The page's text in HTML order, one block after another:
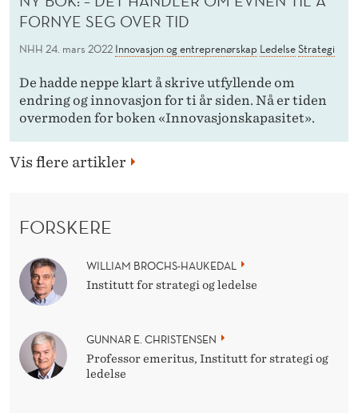
FORNYE SEG OVER TID
NHH 24. mars 2022 Innovasjon og entreprenørskap LedelseStrategi
De hadde neppe klart å skrive utfyllende om
endring og innovasjon for ti år siden. Nå er tiden
overmoden for boken «Innovasjonskapasitet».
Vis flere artikler
FORSKERE
WILLIAM BROCHS-HAUKEDAL
Institutt for strategi og ledelse
GUNNAR E. CHRISTENSEN
Professor emeritus, Institutt for strategi og
ledelse